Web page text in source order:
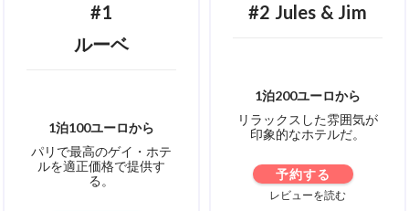
#1
ルーベ
1泊100ユーロから
パリで最高のゲイ・ホテ
ルを適正価格で提供す
る。
#2 Jules & Jim
1泊200ユーロから
リラックスした雰囲気が
印象的なホテルだ。
予約する
レビューを読む